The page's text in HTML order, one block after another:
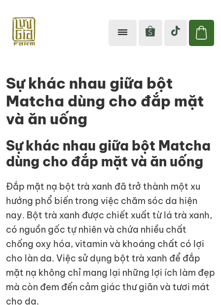
Farm
từ
thiên
nhiên
cho
sức
Sự khác nhau giữa bột
Matcha dùng cho đắp mặt
và ăn uống
Sự khác nhau giữa bột Matcha
dùng cho đắp mặt và ăn uống
Đắp mặt nạ bột trà xanh đã trở thành một xu
hướng phổ biến trong việc chăm sóc da hiện
nay. Bột trà xanh được chiết xuất từ lá trà xanh,
có nguồn gốc tự nhiên và chứa nhiều chất
chống oxy hóa, vitamin và khoáng chất có lợi
cho làn da. Việc sử dụng bột trà xanh để đắp
mặt nạ không chỉ mang lại những lợi ích làm đẹp
mà còn đem đến cảm giác thư giãn và tươi mát
cho da.